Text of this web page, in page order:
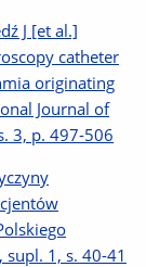
J [et al.]
catheter
originating
Journal of
3, p. 497-506
1, s. 40-41